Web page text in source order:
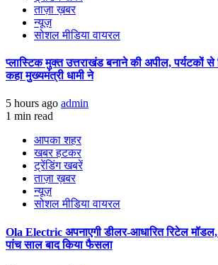
ताज़ा ख़बर
न्यूज़
सोशल मीडिया वायरल
प्लास्टिक मुक्त उत्तराखंड बनाने की अपील, पर्यटकों से
कहा मुख्यमंत्री धामी ने
5 hours ago admin
1 min read
आपका शहर
खबर हटकर
ट्रेंडिंग खबरें
ताज़ा ख़बर
न्यूज़
सोशल मीडिया वायरल
Ola Electric अपनाएगी डीलर-आधारित रिटेल
पांच साल बाद किया फैसला